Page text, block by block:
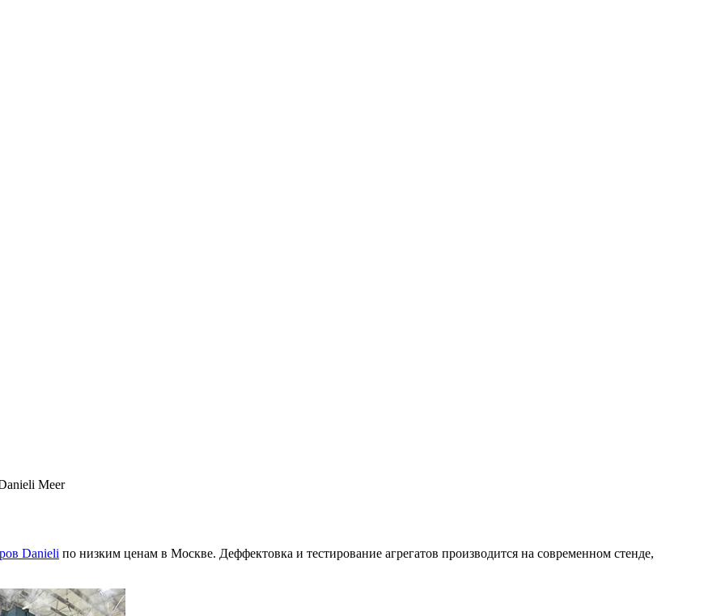
Meer
Danieli по низким ценам в Москве. Деффектовка и тестирование агрегатов производится на современном стенде,